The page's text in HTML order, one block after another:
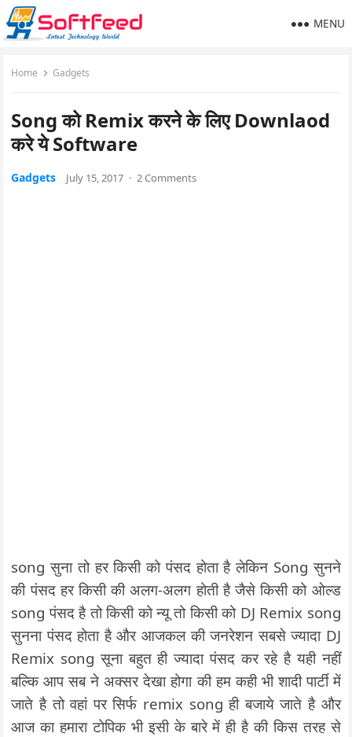
MENU
Home Gadgets
Song को Remix करने के लिए Downlaod
करे ये Software
Gadgets July 15, 2017 · 2 Comments
song सुना तो हर किसी को पंसद होता है लेकिन Song सुनने
की पंसद हर किसी की अलग-अलग होती है जैसे किसी को ओल्ड
song पंसद है तो किसी को न्यू तो किसी को DJ Remix song
सुनना पंसद होता है और आजकल की जनरेशन सबसे ज्यादा DJ
Remix song सूना बहुत ही ज्यादा पंसद कर रहे है यही नहीं
बल्कि आप सब ने अक्सर देखा होगा की हम कही भी शादी पार्टी में
जाते है तो वहां पर सिर्फ remix song ही बजाये जाते है और
आज का हमारा टोपिक भी इसी के बारे में ही है की किस तरह से